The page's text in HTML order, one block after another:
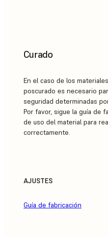
Curado
En el caso de los
poscurado es necesario
seguridad determinadas
Por favor, sigue la guía de
de uso del material para
correctamente.
AJUSTES
Guía de fabricación